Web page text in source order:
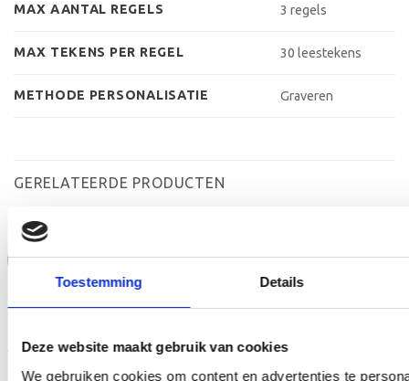
Toestemming Details
Deze website maakt gebruik van cookies
We gebruiken cookies om content en advertenties te
MAX AANTAL REGELS 3 regels
MAX TEKENS PER REGEL 30 leestekens
METHODE PERSONALISATIE Graveren
GERELATEERDE PRODUCTEN
Aanbieding!
Toevoegen
Aanbieding!